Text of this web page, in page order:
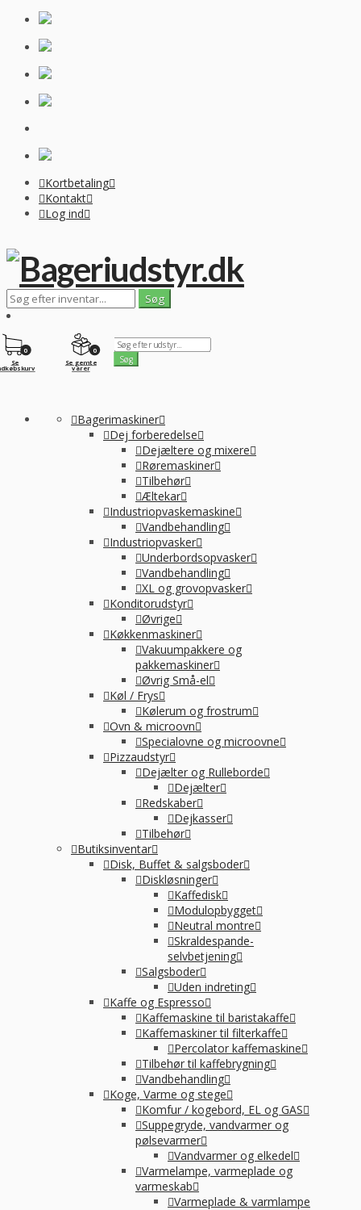
Kortbetaling
Kontakt
Log ind
0
Se gemte
varer
0
Se
Bagerimaskiner
Dej forberedelse
Dejæltere og mixere
Røremaskiner
Tilbehør
Æltekar
Industriopvaskemaskine
Vandbehandling
Industriopvasker
Underbordsopvasker
Vandbehandling
XL og grovopvasker
Konditorudstyr
Øvrige
Køkkenmaskiner
Vakuumpakkere og
pakkemaskiner
Øvrig Små-el
Køl / Frys
Kølerum og frostrum
Ovn & microovn
Specialovne og microovne
Pizzaudstyr
Dejælter og Rulleborde
Dejælter
Redskaber
Dejkasser
Tilbehør
Butiksinventar
Disk, Buffet & salgsboder
Diskløsninger
Kaffedisk
Modulopbygget
Neutral montre
Skraldespande-
selvbetjening
Salgsboder
Uden indreting
Kaffe og Espresso
Kaffemaskine til baristakaffe
Kaffemaskiner til filterkaffe
Percolator kaffemaskine
Tilbehør til kaffebrygning
Vandbehandling
Koge, Varme og stege
Komfur / kogebord, EL og GAS
Suppegryde, vandvarmer og
pølsevarmer
Vandvarmer og elkedel
Varmelampe, varmeplade og
varmeskab
Varmeplade & varmlampe